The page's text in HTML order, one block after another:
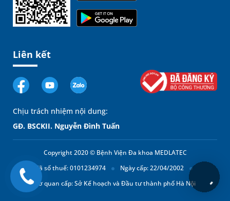
Liên kết
Chịu trách nhiệm nội dung:
GĐ. BSCKII. Nguyễn Đình Tuấn
Copyright 2020 © Bệnh Viện Đa khoa MEDLATEC
Mã số thuế: 0101234974
Ngày cấp: 22/04/2002
Cơ quan cấp: Sở Kế hoạch và Đầu tư thành phố Hà Nội